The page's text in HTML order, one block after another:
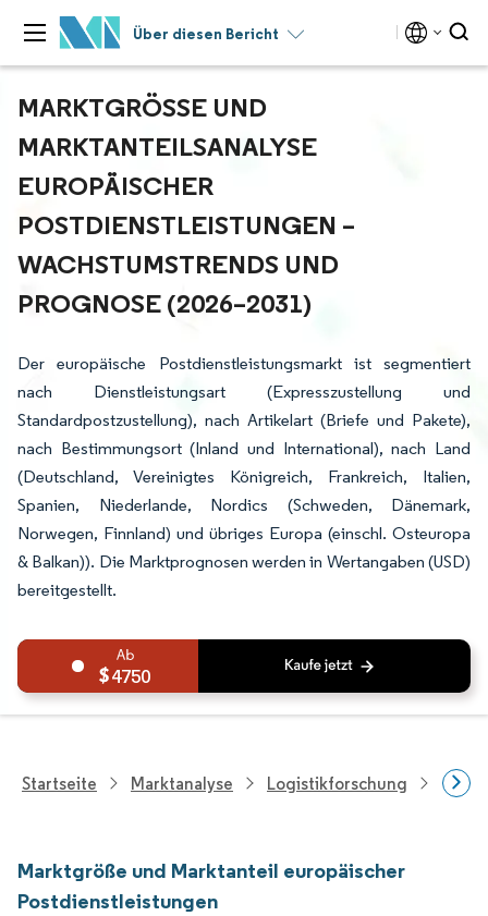
Über diesen Bericht
MARKTGRÖSSE UND M
ARKTANTEILSANALYSE E
UROPÄISCHER P
OSTDIENSTLEISTUNGEN – W
ACHSTUMSTRENDS UND P
ROGNOSE (2026–2031)
Der europäische Postdienstleistungsmarkt ist segmentiert
nach Dienstleistungsart (Expresszustellung und
Standardpostzustellung), nach Artikelart (Briefe und Pakete),
nach Bestimmungsort (Inland und International), nach Land
(Deutschland, Vereinigtes Königreich, Frankreich, Italien,
Spanien, Niederlande, Nordics (Schweden, Dänemark,
Norwegen, Finnland) und übriges Europa (einschl. Osteuropa
& Balkan)). Die Marktprognosen werden in Wertangaben (USD)
bereitgestellt.
4750
Startseite Marktanalyse Logistikforschung
Marktgröße und Marktanteil europäischer
Postdienstleistungen